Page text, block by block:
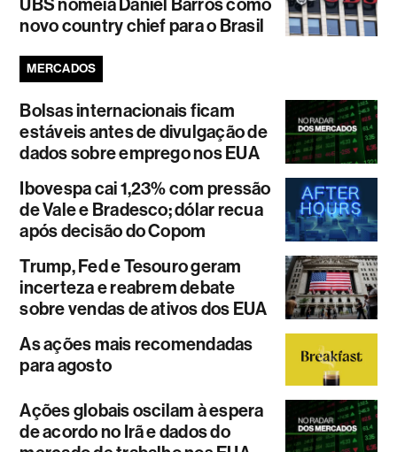
UBS nomeia Daniel Barros como
novo country chief para o Brasil
MERCADOS
Bolsas internacionais ficam
estáveis antes de divulgação de
dados sobre emprego nos EUA
Ibovespa cai 1,23% com pressão
de Vale e Bradesco; dólar recua
após decisão do Copom
Trump, Fed e Tesouro geram
incerteza e reabrem debate
sobre vendas de ativos dos EUA
As ações mais recomendadas
para agosto
Ações globais oscilam à espera
de acordo no Irã e dados do